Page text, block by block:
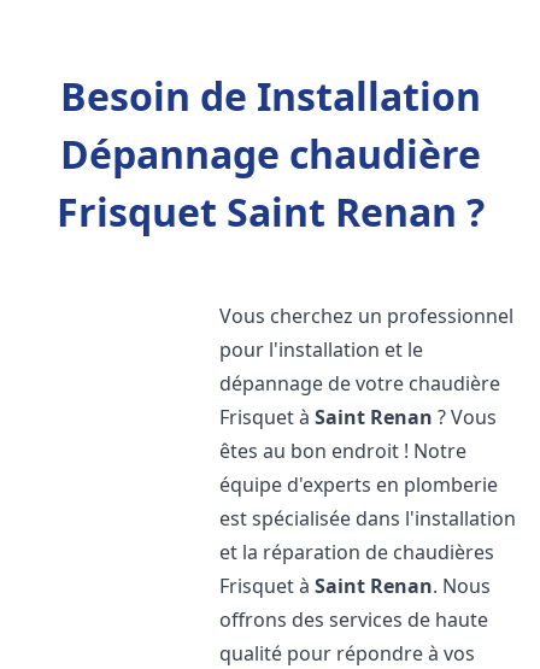
Besoin de Installation
Dépannage chaudière
Frisquet Saint Renan ?
Vous cherchez un professionnel
pour l'installation et le
dépannage de votre chaudière
Frisquet àSaint Renan ? Vous
êtes au bon endroit ! Notre
équipe d'experts en plomberie
est spécialisée dans l'installation
et la réparation de chaudières
Frisquet àSaint Renan. Nous
offrons des services de haute
qualité pour répondre à vos